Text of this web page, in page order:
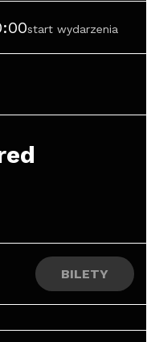
start wydarzenia
BILETY